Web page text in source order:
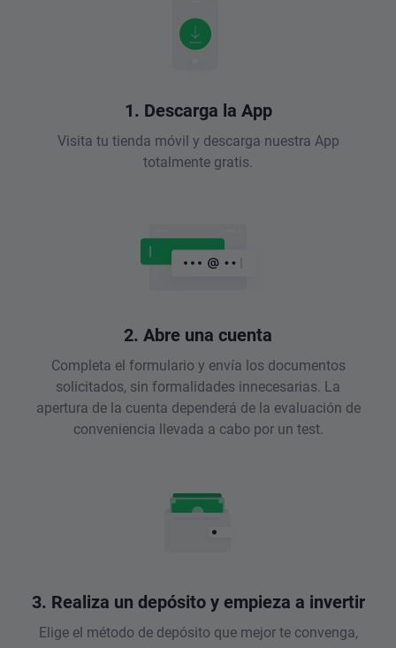
1. Descarga la App
Visita tu tienda móvil y descarga nuestra App
totalmente gratis.
2. Abre una cuenta
Completa el formulario y envía los documentos
solicitados, sin formalidades innecesarias. La
apertura de la cuenta dependerá de la evaluación de
conveniencia llevada a cabo por un test.
3. Realiza un depósito y empieza a invertir
Elige el método de depósito que mejor te convenga,